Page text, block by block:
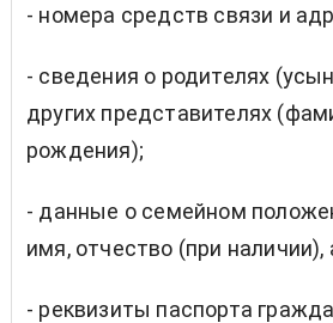
- номера средств связи и
- сведения о родителях
других представителях
рождения);
- данные о семейном
имя, отчество (при
- реквизиты паспорта